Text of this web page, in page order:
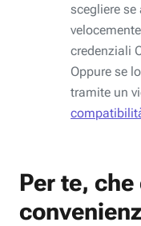
scegliere se
credenziali
Oppure se
tramite un
Per te,